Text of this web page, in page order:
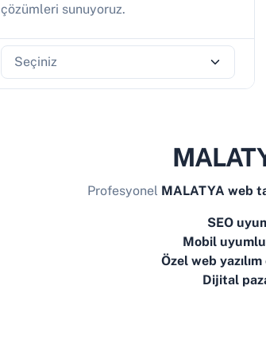
çözümleri sunuyoruz.
Profesyonel MALATYA web
SEO
Mobil uyumlu
Özel web
Dijital